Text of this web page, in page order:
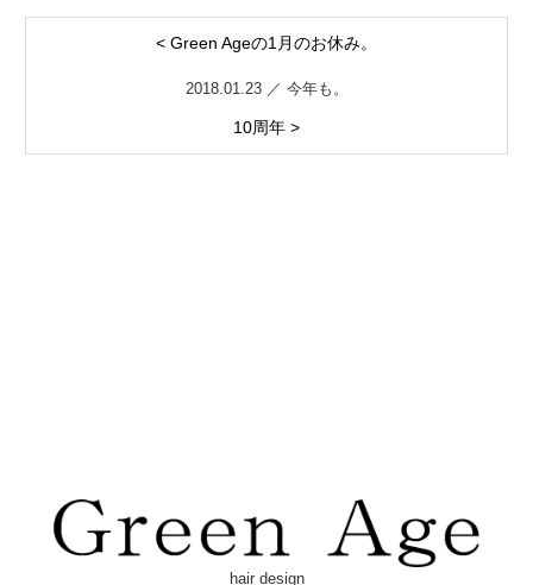
< Green Ageの1月のお休み。
2018.01.23 ／ 今年も。
10周年 >
hair design